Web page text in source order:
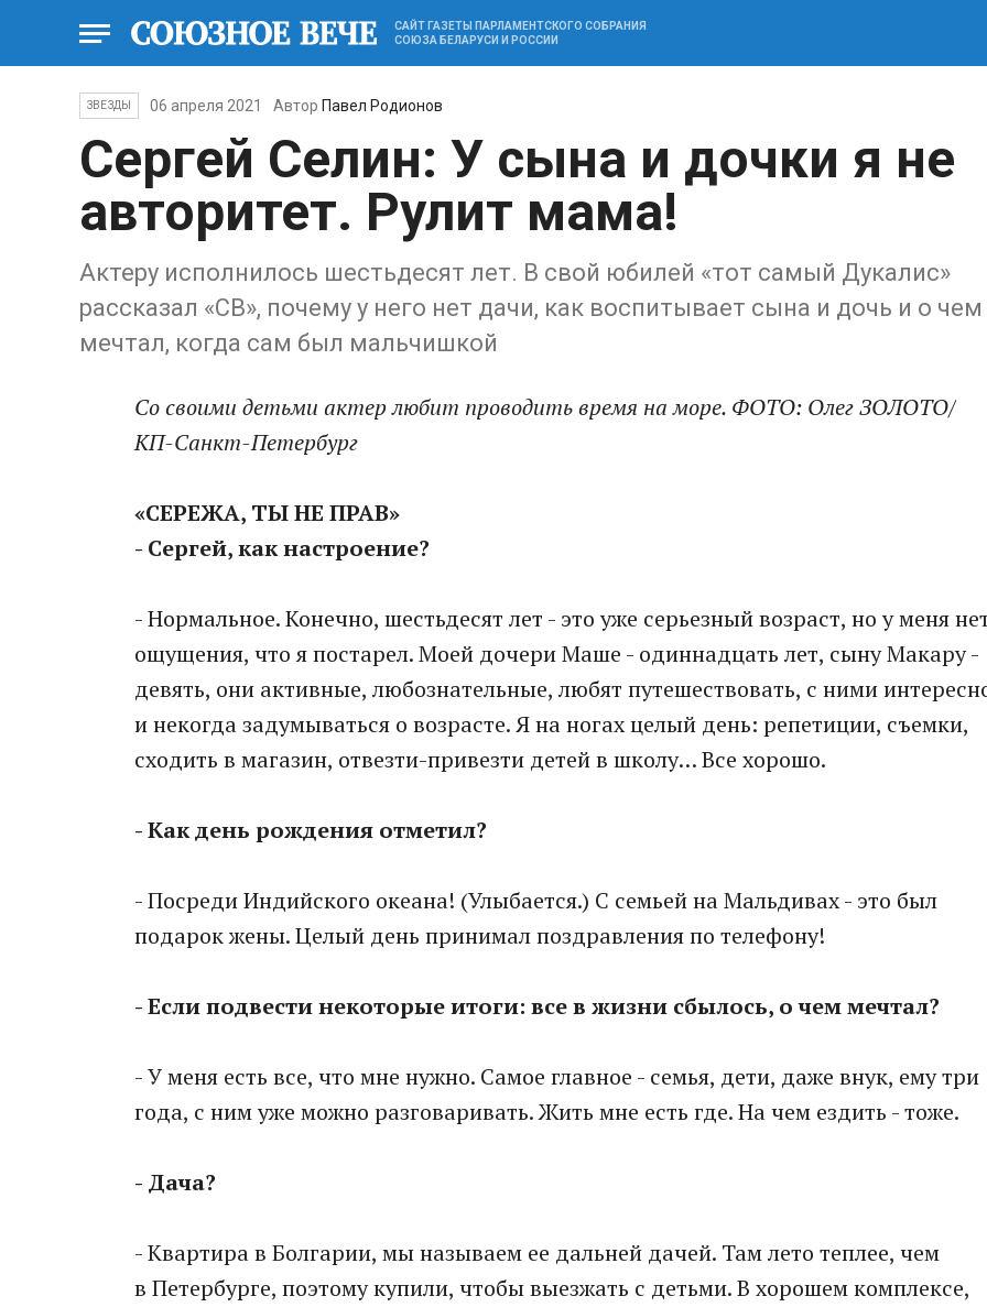
САЙТ ГАЗЕТЫ ПАРЛАМЕНТСКОГО СОБРАНИЯ
СОЮЗА БЕЛАРУСИ И РОССИИ
ЗВЕЗДЫ 06 апреля 2021 Автор Павел Родионов
Сергей Селин: У сына и дочки я не
авторитет. Рулит мама!
Актеру исполнилось шестьдесят лет. В свой юбилей «тот самый Дукалис»
рассказал «СВ», почему у него нет дачи, как воспитывает сына и дочь и о чем
мечтал, когда сам был мальчишкой
Со своими детьми актер любит проводить время на море. ФОТО: Олег ЗОЛОТО/
КП-Санкт-Петербург
«СЕРЕЖА, ТЫ НЕ ПРАВ»
- Сергей, как настроение?
- Нормальное. Конечно, шестьдесят лет - это уже серьезный возраст, но у меня
ощущения, что я постарел. Моей дочери Маше - одиннадцать лет, сыну Макару -
девять, они активные, любознательные, любят путешествовать, с ними
и некогда задумываться о возрасте. Я на ногах целый день: репетиции, съемки,
сходить в магазин, отвезти-привезти детей в школу… Все хорошо.
- Как день рождения отметил?
- Посреди Индийского океана! (Улыбается.) С семьей на Мальдивах - это был
подарок жены. Целый день принимал поздравления по телефону!
- Если подвести некоторые итоги: все в жизни сбылось, о чем мечтал?
- У меня есть все, что мне нужно. Самое главное - семья, дети, даже внук, ему три
года, с ним уже можно разговаривать. Жить мне есть где. На чем ездить - тоже.
- Дача?
- Квартира в Болгарии, мы называем ее дальней дачей. Там лето теплее, чем
в Петербурге, поэтому купили, чтобы выезжать с детьми. В хорошем комплексе,